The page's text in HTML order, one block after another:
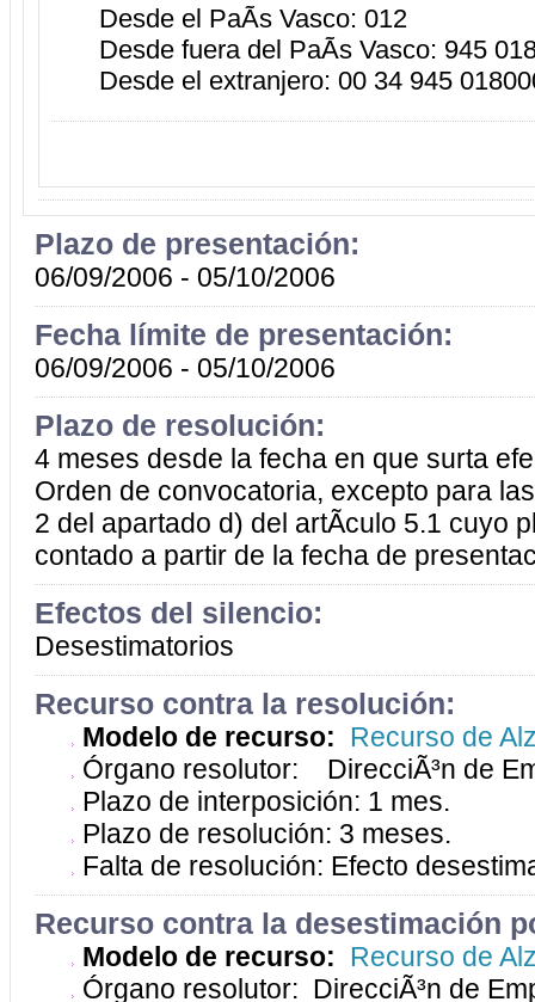
Desde el PaÃ­s Vasco: 012
Desde fuera del PaÃ­s Vasco: 945
Desde el extranjero: 00 34 945
Plazo de presentación:
06/09/2006 - 05/10/2006
Fecha límite de presentación:
06/09/2006 - 05/10/2006
Plazo de resolución:
4 meses desde la fecha en que surta
Orden de convocatoria, excepto para
2 del apartado d) del artÃ­culo 5.1 cuyo
contado a partir de la fecha de
Efectos del silencio:
Desestimatorios
Recurso contra la resolución:
Modelo de recurso: Recurso de
Órgano resolutor: DirecciÃ³n de
Plazo de interposición: 1 mes.
Plazo de resolución: 3 meses.
Falta de resolución: Efecto
Recurso contra la desestimación
Modelo de recurso: Recurso de
Órgano resolutor: DirecciÃ³n de